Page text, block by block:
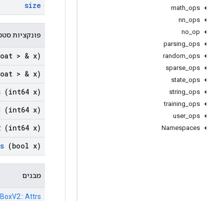
math ops
nn ops
no op
parsing ops
random ops
sparse ops
state ops
string ops
training ops
user_ ops
Namespaces
size
פונקציות
> & x)
> & x)
(int64 x)
(int64 x)
(int64 x)
(bool x)
מבנים
Attrs